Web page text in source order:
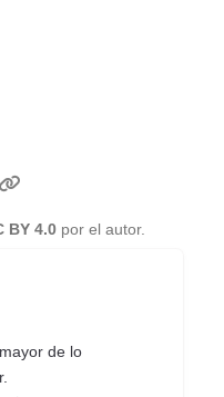
BY 4.0 por el autor.
de lo